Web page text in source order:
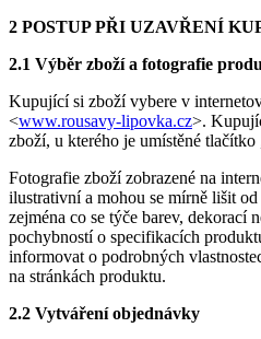
2 POSTUP PŘI UZAVŘENÍ
2.1 Výběr zboží a fotografie
Kupující si zboží vybere v
<www.rousavy-lipovka.cz>.
zboží, u kterého je umístěné
Fotografie zboží zobrazené na
ilustrativní a mohou se mírně lišit
zejména co se týče barev, dekorací
pochybností o specifikacích
informovat o podrobných
na stránkách produktu.
2.2 Vytváření objednávky